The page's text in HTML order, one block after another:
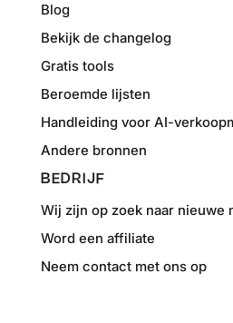
Blog
Bekijk de changelog
Gratis tools
Beroemde lijsten
Handleiding voor AI-
Andere bronnen
BEDRIJF
Wij zijn op zoek naar nieuwe
Word een affiliate
Neem contact met ons op